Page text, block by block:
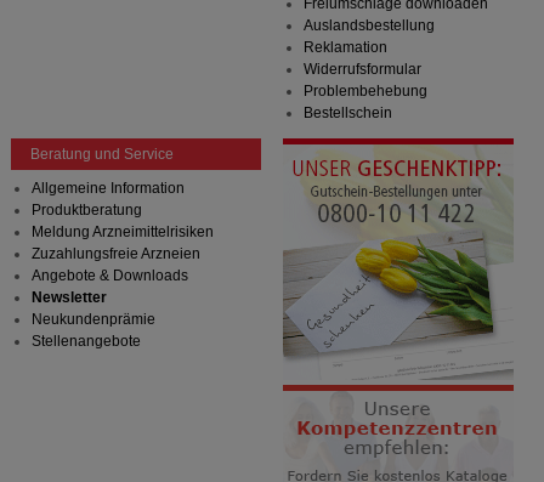
Freiumschläge downloaden
Auslandsbestellung
Reklamation
Widerrufsformular
Problembehebung
Bestellschein
Beratung und Service
Allgemeine Information
Produktberatung
Meldung Arzneimittelrisiken
Zuzahlungsfreie Arzneien
Angebote & Downloads
Newsletter
Neukundenprämie
Stellenangebote